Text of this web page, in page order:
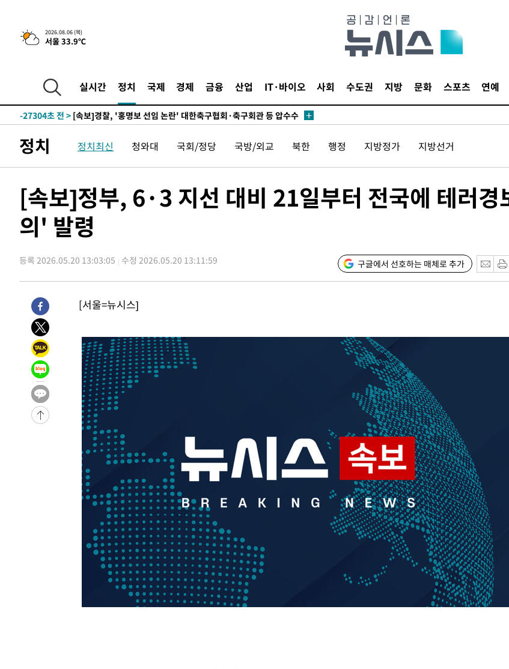
2026.08.06 (목)
서울 33.9℃
실시간 정치 국제 경제 금융 산업 IT·바이오 사회 수도권 지방 문화 스포츠 연예
2시간 전 >[속보] "이란-오만, 호르무즈 해협 통행 항로 합의" 이란 외무부 대변인
-32109초 전 >
-28607초 전 >
[속보]산업장관 "李정부, 원전 반대 안해…안정 전력 위해 불가피"
-27304초 전 >
[속보]경찰, '홍명보 선임 논란' 대한축구협회·축구회관 등 압수수
색
-26691초 전 > [속보]산업장관 "美무역법 제301조 과잉생산 결과 발표 8월 중 예
-25756초 전 >
[속보]전남광주 초대 시민추천 부시장에 백승주·윤난실
-23317초 전 >서울 열대야 15일째 지속…비공식 '초열대야' 30도 넘어
-21867초 전 >
[속보]코스피, 119.51포인트(1.81%) 내린 6478.75 개장
-18314초 전 >6월 경상수지 497.3억 달러…두 달 연속 사상 최대
-18265초 전 >서울 낮 39도 '폭염중대경보'…40도 관측 가능성도
-7800초 전 >
[속보] 호르무즈 해협 이란-오만 협상 기대속 뉴욕증시 혼조 마감 다
우 0.49%↑
-6155초 전 >[속보] 이란 대통령 "지금 최고지도자와 소통하기가 매우 어려워" 취
임 3년 인터뷰
2시간 전 > [속보] "이란-오만, 호르무즈 해협 통행 항로 합의" 이란 외무부 대변인
-32109초 전 >
-32087초 전 >
"美간섭에 합의 지연"…트럼프, '이란 호르무즈 통제권' 수용할까
-28607초 전 >
[속보]산업장관 "李정부, 원전 반대 안해…안정 전력 위해 불가피"
-27304초 전 >
[속보]경찰, '홍명보 선임 논란' 대한축구협회·축구회관 등 압수수
-26691초 전 >
[속보]산업장관 "美무역법 제301조 과잉생산 결과 발표 8월 중 예
-26484초 전 >
[속보]코스피 매도사이드카 발동…4%대 급락
-25756초 전 >
[속보]전남광주 초대 시민추천 부시장에 백승주·윤난실
서울 열대야 15일째 지속…비공식 '초열대야' 30도 넘어
[속보]코스닥, 2.15포인트(0.27%) 내린 797.44 출발
[속보]코스피, 119.51포인트(1.81%) 내린 6478.75 개장
6월 경상수지 497.3억 달러…두 달 연속 사상 최대
서울 낮 39도 '폭염중대경보'…40도 관측 가능성도
미 워싱턴주 스포캔 시의 통제불능 3개 산불, 방화선 일부 구축
[속보] 호르무즈 해협 이란-오만 협상 기대속 뉴욕증시 혼조 마감 다
[속보] 이란 대통령 "지금 최고지도자와 소통하기가 매우 어려워" 취
[속보] "이란-오만, 호르무즈 해협 통행 항로 합의" 이란 외무부 대변인
정치 정치최신 청와대 국회/정당 국방/외교 북한 행정 지방정가 지방선거
[속보]정부, 6·3 지선 대비 21일부터 전국에 테러경
의' 발령
등록 2026.05.20 13:03:05 수정 2026.05.20 13:11:59 구글에서 선호하는 매체로 추가
[서울=뉴시스]
1
정웅인 첫째 딸, 연
망…또 배우 꿈꾸
2
정부, 전 산업에
1000대 보급 추진